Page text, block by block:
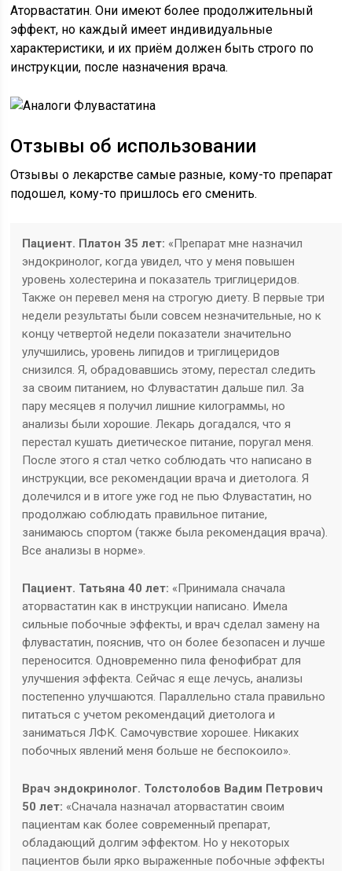
Аторвастатин. Они имеют более продолжительный
эффект, но каждый имеет индивидуальные
характеристики, и их приём должен быть строго по
инструкции, после назначения врача.
Отзывы об использовании
Отзывы о лекарстве самые разные, кому-то препарат
подошел, кому-то пришлось его сменить.
Пациент. Платон 35 лет: «Препарат мне назначил
эндокринолог, когда увидел, что у меня повышен
уровень холестерина и показатель триглицеридов.
Также он перевел меня на строгую диету. В первые три
недели результаты были совсем незначительные, но к
концу четвертой недели показатели значительно
улучшились, уровень липидов и триглицеридов
снизился. Я, обрадовавшись этому, перестал следить
за своим питанием, но Флувастатин дальше пил. За
пару месяцев я получил лишние килограммы, но
анализы были хорошие. Лекарь догадался, что я
перестал кушать диетическое питание, поругал меня.
После этого я стал четко соблюдать что написано в
инструкции, все рекомендации врача и диетолога. Я
долечился и в итоге уже год не пью Флувастатин, но
продолжаю соблюдать правильное питание,
занимаюсь спортом (также была рекомендация врача).
Все анализы в норме».
Пациент. Татьяна 40 лет: «Принимала сначала
аторвастатин как в инструкции написано. Имела
сильные побочные эффекты, и врач сделал замену на
флувастатин, пояснив, что он более безопасен и лучше
переносится. Одновременно пила фенофибрат для
улучшения эффекта. Сейчас я еще лечусь, анализы
постепенно улучшаются. Параллельно стала правильно
питаться с учетом рекомендаций диетолога и
заниматься ЛФК. Самочувствие хорошее. Никаких
побочных явлений меня больше не беспокоило».
Врач эндокринолог. Толстолобов Вадим Петрович
50 лет: «Сначала назначал аторвастатин своим
пациентам как более современный препарат,
обладающий долгим эффектом. Но у некоторых
пациентов были ярко выраженные побочные эффекты